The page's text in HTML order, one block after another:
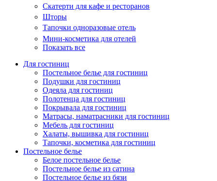
Скатерти для кафе и ресторанов
Шторы
Тапочки одноразовые отель
Мини-косметика для отелей
Показать все
Для гостиниц
Постельное белье для гостиниц
Подушки для гостиниц
Одеяла для гостиниц
Полотенца для гостиниц
Покрывала для гостиниц
Матрасы, наматрасники для гостиниц
Мебель для гостиниц
Халаты, вышивка для гостиниц
Тапочки, косметика для гостиниц
Постельное белье
Белое постельное белье
Постельное белье из сатина
Постельное белье из бязи